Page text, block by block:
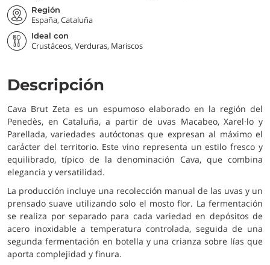
Región
España, Cataluña
Ideal con
Crustáceos, Verduras, Mariscos
Descripción
Cava Brut Zeta es un espumoso elaborado en la región del
Penedès, en Cataluña, a partir de uvas Macabeo, Xarel·lo y
Parellada, variedades autóctonas que expresan al máximo el
carácter del territorio. Este vino representa un estilo fresco y
equilibrado, típico de la denominación Cava, que combina
elegancia y versatilidad.
La producción incluye una recolección manual de las uvas y un
prensado suave utilizando solo el mosto flor. La fermentación
se realiza por separado para cada variedad en depósitos de
acero inoxidable a temperatura controlada, seguida de una
segunda fermentación en botella y una crianza sobre lías que
aporta complejidad y finura.